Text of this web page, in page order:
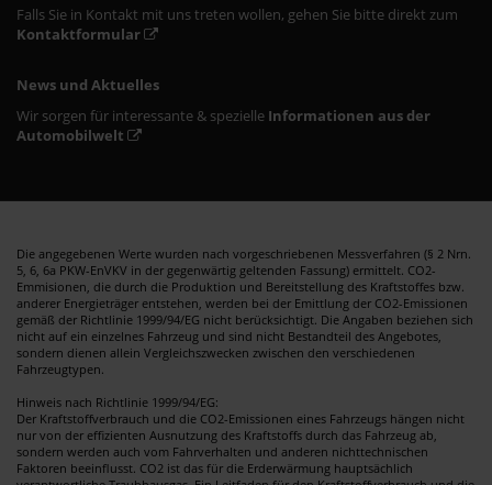
Falls Sie in Kontakt mit uns treten wollen, gehen Sie bitte direkt zum
Kontaktformular
News und Aktuelles
Wir sorgen für interessante & spezielle Informationen aus der
Automobilwelt
Die angegebenen Werte wurden nach vorgeschriebenen Messverfahren (§ 2 Nrn.
5, 6, 6a PKW-EnVKV in der gegenwärtig geltenden Fassung) ermittelt. CO2-
Emmisionen, die durch die Produktion und Bereitstellung des Kraftstoffes bzw.
anderer Energieträger entstehen, werden bei der Emittlung der CO2-Emissionen
gemäß der Richtlinie 1999/94/EG nicht berücksichtigt. Die Angaben beziehen sich
nicht auf ein einzelnes Fahrzeug und sind nicht Bestandteil des Angebotes,
sondern dienen allein Vergleichszwecken zwischen den verschiedenen
Fahrzeugtypen.
Hinweis nach Richtlinie 1999/94/EG:
Der Kraftstoffverbrauch und die CO2-Emissionen eines Fahrzeugs hängen nicht
nur von der effizienten Ausnutzung des Kraftstoffs durch das Fahrzeug ab,
sondern werden auch vom Fahrverhalten und anderen nichttechnischen
Faktoren beeinflusst. CO2 ist das für die Erderwärmung hauptsächlich